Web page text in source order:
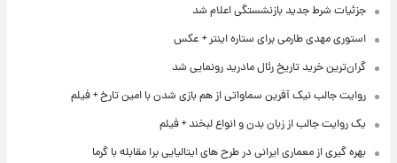
جزئیات شرط جدید بازنشستگی اعلام شد
استوری مهدی طارمی برای ستاره اینتر + عکس
گران‌ترین خرید تاریخ رئال مادرید رونمایی شد
روایت جالب نیک آفرین سماواتی از هم بازی شدن با امین تارخ + فیلم
یک روایت جالب از زبان بدن و انواع لبخند + فیلم
بهره گیری از معماری ایرانی در طرح های ایتالیایی برا مقابله با گرما